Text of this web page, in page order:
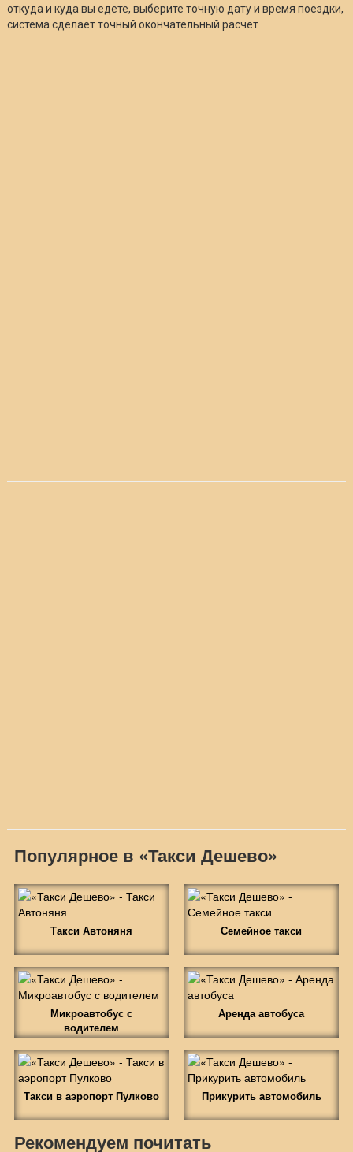
откуда и куда вы едете, выберите точную дату и время поездки,
система сделает точный окончательный расчет
Популярное в «Такси Дешево»
Такси Автоняня Семейное такси
Микроавтобус с
водителем
Аренда автобуса
Такси в аэропорт Пулково Прикурить автомобиль
Рекомендуем почитать